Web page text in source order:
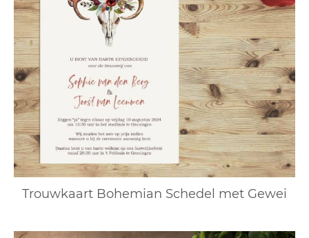
Trouwkaart Bohemian Schedel met Gewei